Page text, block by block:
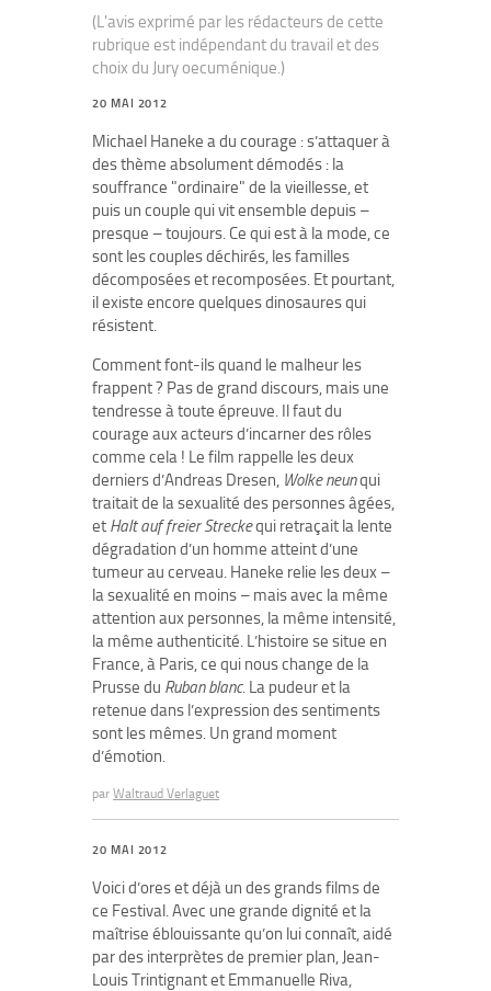
(L'avis exprimé par les rédacteurs de cette
rubrique est indépendant du travail et des
choix du Jury oecuménique.)
20 MAI 2012
Michael Haneke a du courage : s’attaquer à
des thème absolument démodés : la
souffrance "ordinaire" de la vieillesse, et
puis un couple qui vit ensemble depuis –
presque – toujours. Ce qui est à la mode, ce
sont les couples déchirés, les familles
décomposées et recomposées. Et pourtant,
il existe encore quelques dinosaures qui
résistent.
Comment font-ils quand le malheur les
frappent ? Pas de grand discours, mais une
tendresse à toute épreuve. Il faut du
courage aux acteurs d’incarner des rôles
comme cela ! Le film rappelle les deux
derniers d’Andreas Dresen, Wolke neunqui
traitait de la sexualité des personnes âgées,
et Halt auf freier Streckequi retraçait la lente
dégradation d’un homme atteint d’une
tumeur au cerveau. Haneke relie les deux –
la sexualité en moins – mais avec la même
attention aux personnes, la même intensité,
la même authenticité. L’histoire se situe en
France, à Paris, ce qui nous change de la
Prusse du Ruban blanc. La pudeur et la
retenue dans l’expression des sentiments
sont les mêmes. Un grand moment
d’émotion.
par Waltraud Verlaguet
20 MAI 2012
Voici d’ores et déjà un des grands films de
ce Festival. Avec une grande dignité et la
maîtrise éblouissante qu’on lui connaît, aidé
par des interprètes de premier plan, Jean-
Louis Trintignant et Emmanuelle Riva,